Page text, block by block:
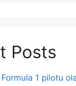
Posts
1 pilotu